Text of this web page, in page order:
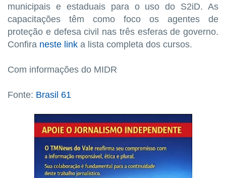
municipais e estaduais para o uso do S2iD. As
capacitações têm como foco os agentes de
proteção e defesa civil nas três esferas de governo.
Confira neste link a lista completa dos cursos.
Com informações do MIDR
Fonte: Brasil 61